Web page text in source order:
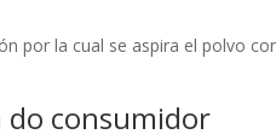
por la cual se aspira el polvo
do consumidor